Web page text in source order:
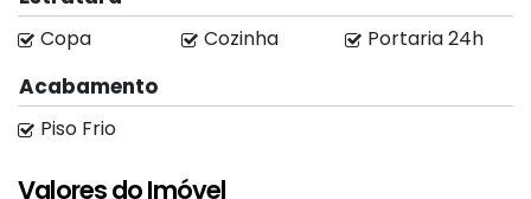
Copa Cozinha Portaria 24h
Acabamento
Piso Frio
Valores do Imóvel